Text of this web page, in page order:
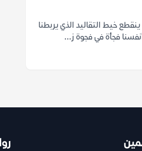
خيط التقاليد الذي يربطنا
فجأة في فجوة ز...